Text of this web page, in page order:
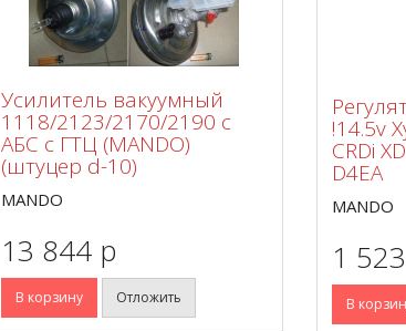
Усилитель вакуумный
1118/2123/2170/2190 с
АБС с ГТЦ (MANDO)
(штуцер d-10)
MANDO
13 844 p
В корзину Отложить
!14.5v
CRDi
D4EA
MANDO
1
В